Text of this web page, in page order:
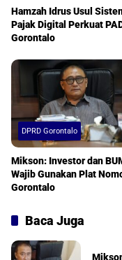
Hamzah Idrus Usul
Pajak Digital Perkuat
Gorontalo
DPRD Gorontalo
Mikson: Investor dan
Wajib Gunakan Plat
Gorontalo
Baca Juga